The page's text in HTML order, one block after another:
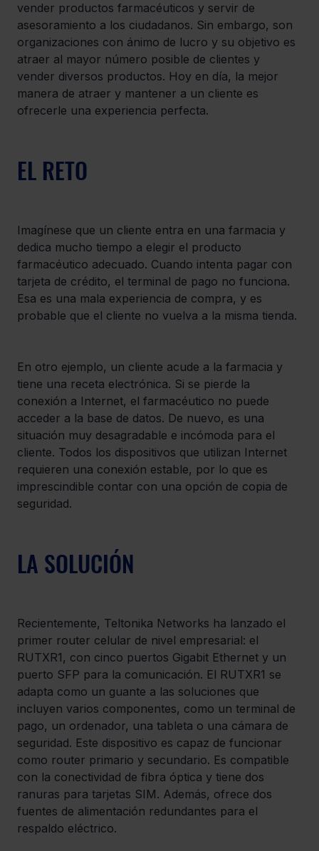
vender productos farmacéuticos y servir de
asesoramiento a los ciudadanos. Sin embargo, son
organizaciones con ánimo de lucro y su objetivo es
atraer al mayor número posible de clientes y
vender diversos productos. Hoy en día, la mejor
manera de atraer y mantener a un cliente es
ofrecerle una experiencia perfecta.
EL RETO
Imagínese que un cliente entra en una farmacia y
dedica mucho tiempo a elegir el producto
farmacéutico adecuado. Cuando intenta pagar con
tarjeta de crédito, el terminal de pago no funciona.
Esa es una mala experiencia de compra, y es
probable que el cliente no vuelva a la misma tienda.
En otro ejemplo, un cliente acude a la farmacia y
tiene una receta electrónica. Si se pierde la
conexión a Internet, el farmacéutico no puede
acceder a la base de datos. De nuevo, es una
situación muy desagradable e incómoda para el
cliente. Todos los dispositivos que utilizan Internet
requieren una conexión estable, por lo que es
imprescindible contar con una opción de copia de
seguridad.
LA SOLUCIÓN
Recientemente, Teltonika Networks ha lanzado el
primer router celular de nivel empresarial: el
RUTXR1, con cinco puertos Gigabit Ethernet y un
puerto SFP para la comunicación. El RUTXR1 se
adapta como un guante a las soluciones que
incluyen varios componentes, como un terminal de
pago, un ordenador, una tableta o una cámara de
seguridad. Este dispositivo es capaz de funcionar
como router primario y secundario. Es compatible
con la conectividad de fibra óptica y tiene dos
ranuras para tarjetas SIM. Además, ofrece dos
fuentes de alimentación redundantes para el
respaldo eléctrico.